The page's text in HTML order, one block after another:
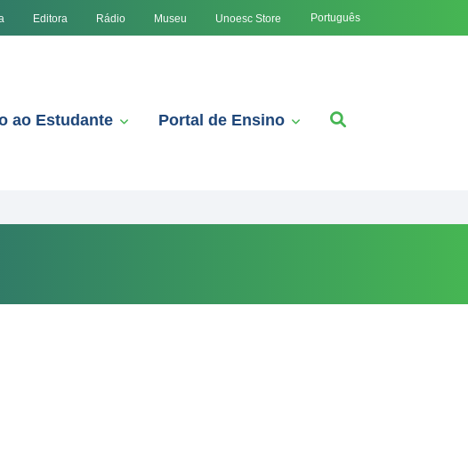
Editora Rádio Museu Unoesc Store Português
ao Estudante Portal de Ensino